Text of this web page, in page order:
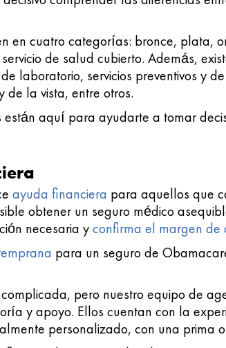
en cuatro categorías: bronce, plata,
de salud cubierto. Además,
laboratorio, servicios preventivos y
de la vista, entre otros.
aquí para ayudarte a tomar
ayuda financiera para aquellos que
obtener un seguro médico
necesaria yconfirma el margen de
para un seguro de
pero nuestro equipo de
y apoyo. Ellos cuentan con la
personalizado, con una prima o